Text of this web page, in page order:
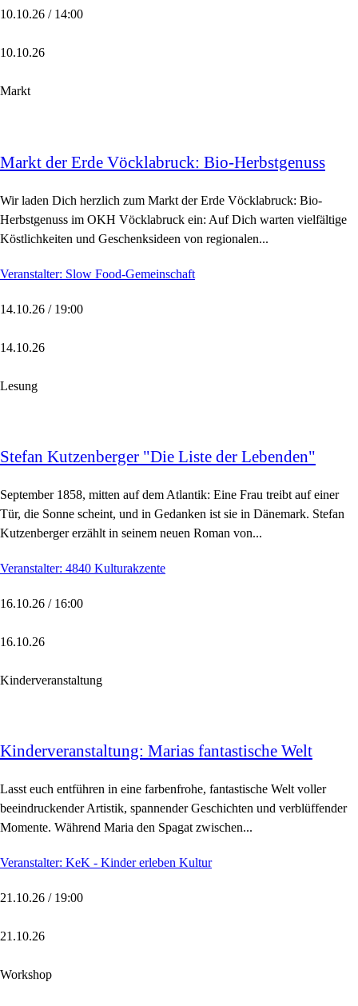
10.10.26 / 14:00
10.10.26
Markt
Markt der Erde Vöcklabruck: Bio-Herbstgenuss
Wir laden Dich herzlich zum Markt der Erde Vöcklabruck: Bio-
Herbstgenuss im OKH Vöcklabruck ein: Auf Dich warten vielfältige
Köstlichkeiten und Geschenksideen von regionalen...
Veranstalter: Slow Food-Gemeinschaft
14.10.26 / 19:00
14.10.26
Lesung
Stefan Kutzenberger "Die Liste der Lebenden"
September 1858, mitten auf dem Atlantik: Eine Frau treibt auf einer
Tür, die Sonne scheint, und in Gedanken ist sie in Dänemark. Stefan
Kutzenberger erzählt in seinem neuen Roman von...
Veranstalter: 4840 Kulturakzente
16.10.26 / 16:00
16.10.26
Kinderveranstaltung
Kinderveranstaltung: Marias fantastische Welt
Lasst euch entführen in eine farbenfrohe, fantastische Welt voller
beeindruckender Artistik, spannender Geschichten und verblüffender
Momente. Während Maria den Spagat zwischen...
Veranstalter: KeK - Kinder erleben Kultur
21.10.26 / 19:00
21.10.26
Workshop